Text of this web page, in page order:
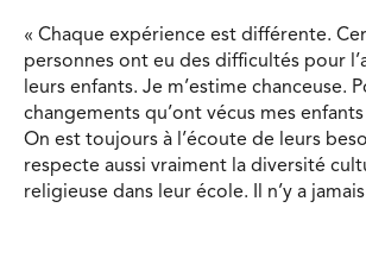
« Chaque expérience est différente.
personnes ont eu des difficultés pour
leurs enfants. Je m’estime chanceuse.
changements qu’ont vécus mes
On est toujours à l’écoute de leurs
respecte aussi vraiment la diversité
religieuse dans leur école. Il n’y a